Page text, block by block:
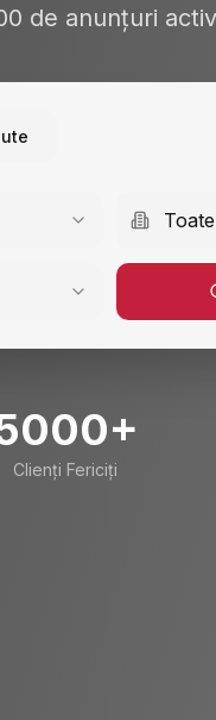
de anunțuri
Toate
Clienți Fericiți